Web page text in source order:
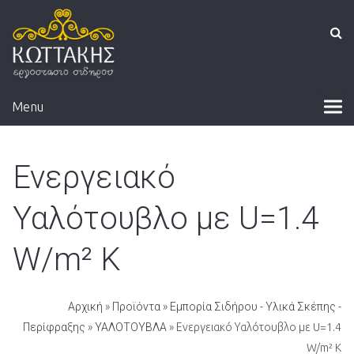
Menu
Ενεργειακό
Υαλότουβλο με U=1.4
W/m² K
Αρχική » Προϊόντα » Εμπορία Σιδήρου - Υλικά Σκέπης -
Περίφραξης »ΥΑΛΟΤΟΥΒΛΑ » Ενεργειακό Υαλότουβλο με U=1.4
W/m² K